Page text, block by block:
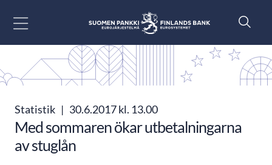
Statistik | 30.6.2017 kl. 13.00
Med sommaren ökar utbetalningarna
av stuglån